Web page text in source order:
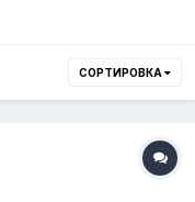
СОРТИРОВКА